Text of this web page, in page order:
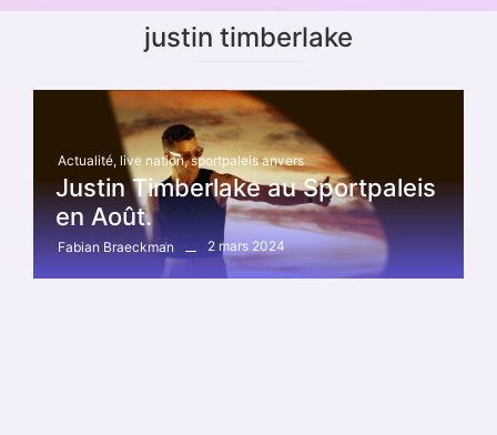
justin timberlake
Actualité, live nation, sportpaleis anvers
Justin Timberlake au Sportpaleis
en Août.
Fabian Braeckman 2 mars 2024